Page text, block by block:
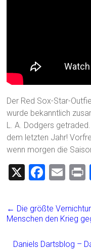
Der Red Sox-Star-
wurde bekanntlich
L. A. Dodgers
dem letzten Jahr!
wenn morgen die
X
F
ce
b
o
E
ai
l
t
← Die größte
Menschen den Krieg
Daniels Dartsblog –